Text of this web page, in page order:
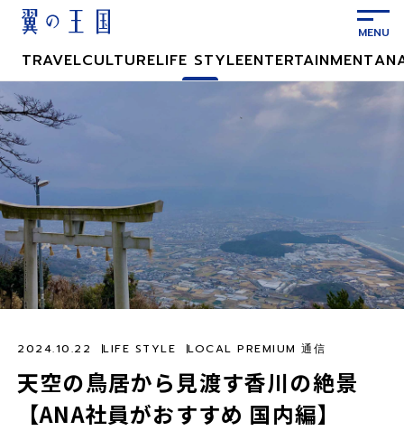
ン
テ
ン
ツ
に
ス
キ
ッ
プ
TRAVELCULTURELIFE STYLEENTERTAINMENT
天空の鳥居から見渡す香川の絶景
【ANA社員がおすすめ 国内編】
2024.10.22 LIFE STYLE LOCAL PREMIUM 通信